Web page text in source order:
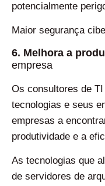
potencialmente
Maior segurança
6. Melhora a
empresa
Os consultores de
tecnologias e seus
empresas a
produtividade e a
As tecnologias que
de servidores de